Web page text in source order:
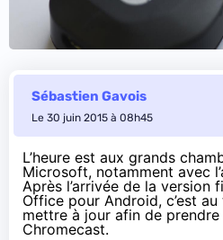
Sébastien Gavois
Le 30 juin 2015 à 08h45
L’heure est aux grands
Microsoft, notamment avec
Après l’arrivée de la version
Office pour Android, c’est
mettre à jour afin de prendre
Chromecast.